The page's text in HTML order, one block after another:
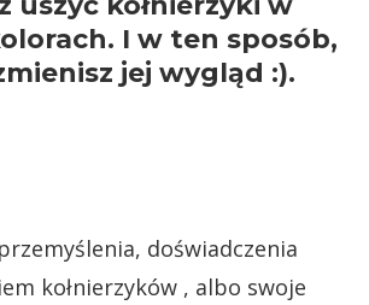
I w ten sposób,
jej wygląd :).
doświadczenia
kołnierzyków , albo swoje